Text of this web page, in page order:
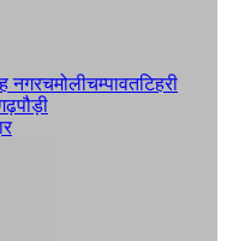
नगरचमोलीचम्पावतटिहरी
पौड़ी